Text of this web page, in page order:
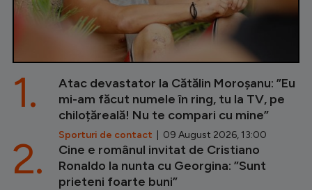
Atac devastator la Cătălin Moroșanu: ”Eu
mi-am făcut numele în ring, tu la TV, pe
chiloțăreală! Nu te compari cu mine”
Sporturi de contact | 09 August 2026, 13:00
1.
Cine e românul invitat de Cristiano
Ronaldo la nunta cu Georgina: ”Sunt
prieteni foarte buni”
2.